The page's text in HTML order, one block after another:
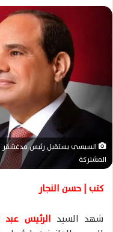
ل
ب
ر
ي
ل
ك
ت
و
ن
ا
السيسي يستقبل رئيس مدغشقر
المشتركة
كتب | حسن النجار
شهد السيد الرئيس